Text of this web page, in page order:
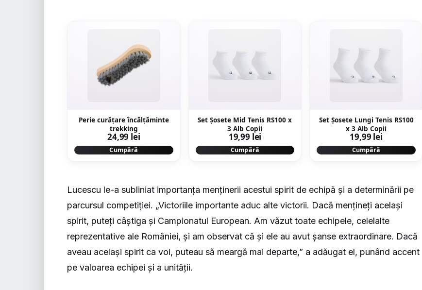
Perie curățare încălțăminte
trekking
24,99 lei
Cumpără
Set Şosete Mid Tenis RS100 x
3 Alb Copii
19,99 lei
Cumpără
Set Şosete Lungi Tenis RS100
x 3 Alb Copii
19,99 lei
Cumpără
Lucescu le-a subliniat importanța menținerii acestui spirit de echipă și a determinării pe
parcursul competiției. „Victoriile importante aduc alte victorii. Dacă mențineți același
spirit, puteți câștiga și Campionatul European. Am văzut toate echipele, celelalte
reprezentative ale României, și am observat că și ele au avut șanse extraordinare. Dacă
aveau același spirit ca voi, puteau să meargă mai departe,” a adăugat el, punând accent
pe valoarea echipei și a unității.